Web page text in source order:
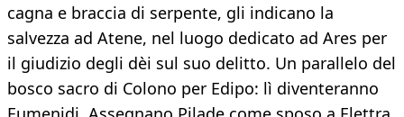
cagna e braccia di serpente, gli indicano la
salvezza ad Atene, nel luogo dedicato ad Ares per
il giudizio degli dèi sul suo delitto. Un parallelo del
bosco sacro di Colono per Edipo: lì diventeranno